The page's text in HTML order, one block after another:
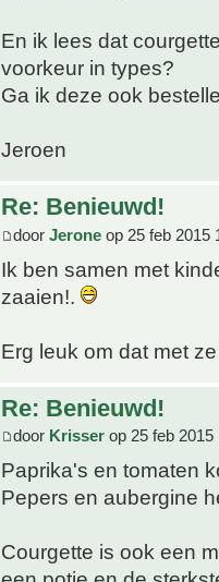
En ik lees dat
voorkeur in types?
Ga ik deze ook
Jeroen
Re: Benieuwd!
door Jerone op 25 feb 2015
Ik ben samen met
zaaien!.
Erg leuk om dat met
Re: Benieuwd!
door Krisser op 25 feb 2015
Paprika's en tomaten
Pepers en aubergine
Courgette is ook een